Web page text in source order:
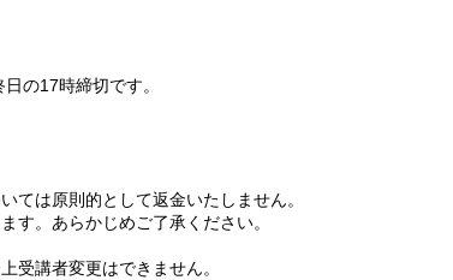
の17時締切です。
は原則的として返金いたしません。
す。あらかじめご了承ください。
受講者変更はできません。